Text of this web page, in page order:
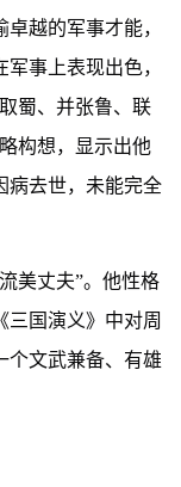
越的军事才能，
事上表现出色，
蜀、并张鲁、联
构想，显示出他
病去世，未能完全
美丈夫”。他性格
三国演义》中对周
个文武兼备、有雄